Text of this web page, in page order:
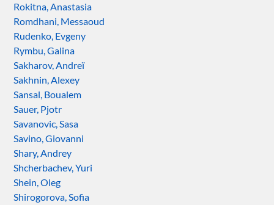
Rokitna, Anastasia
Romdhani, Messaoud
Rudenko, Evgeny
Rymbu, Galina
Sakharov, Andreï
Sakhnin, Alexey
Sansal, Boualem
Sauer, Pjotr
Savanovic, Sasa
Savino, Giovanni
Shary, Andrey
Shcherbachev, Yuri
Shein, Oleg
Shirogorova, Sofia